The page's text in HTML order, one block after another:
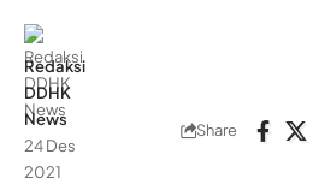
Redaksi
DDHK
News
24 Des
2021
Share